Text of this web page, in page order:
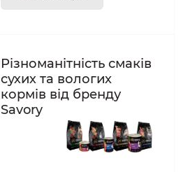
Різноманітність смаків
сухих та вологих
кормів від бренду
Savory